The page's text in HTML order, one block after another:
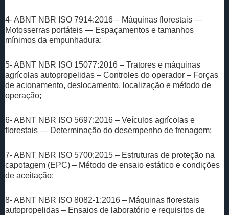
4- ABNT NBR ISO 7914:2016 – Máquinas florestais —
Motosserras portáteis — Espaçamentos e tamanhos
mínimos da empunhadura;
5- ABNT NBR ISO 15077:2016 – Tratores e máquinas
agrícolas autopropelidas – Controles do operador – Forças
de acionamento, deslocamento, localização e método de
operação;
6- ABNT NBR ISO 5697:2016 – Veículos agrícolas e
florestais — Determinação do desempenho de frenagem;
7- ABNT NBR ISO 5700:2015 – Estruturas de proteção na
capotagem (EPC) – Método de ensaio estático e condições
de aceitação;
8- ABNT NBR ISO 8082-1:2016 – Máquinas florestais
autopropelidas – Ensaios de laboratório e requisitos de